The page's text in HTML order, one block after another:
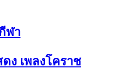
ฬา
ง เพลงโคราช